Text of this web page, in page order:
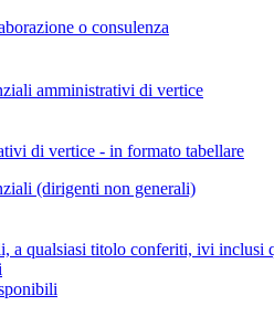
o consulenza
amministrativi di vertice
di vertice - in formato tabellare
(dirigenti non generali)
a qualsiasi titolo conferiti, ivi inclusi